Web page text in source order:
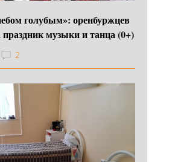
голубым»: оренбуржцев
музыки и танца (0+)
2